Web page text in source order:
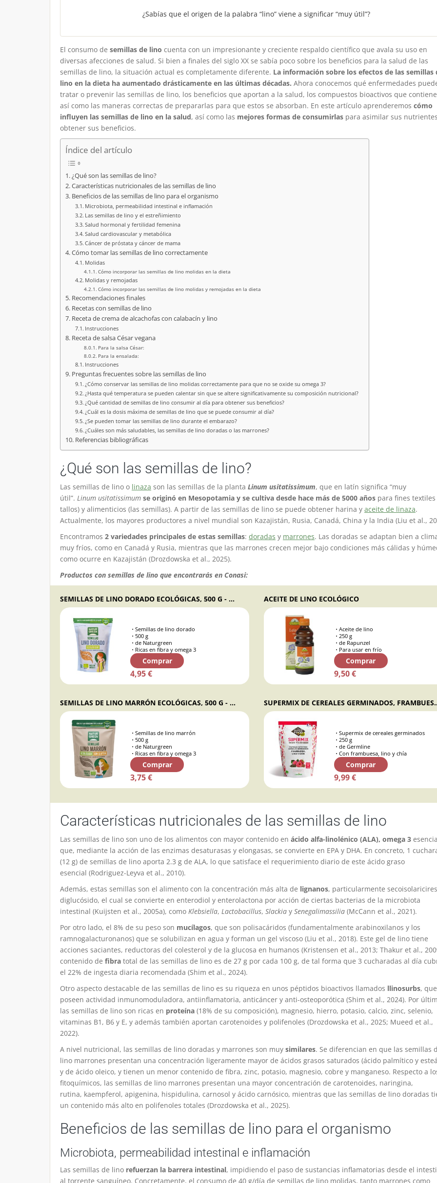
¿Sabías que el origen de la palabra “lino” viene a significar “muy útil”?
El consumo de semillas de lino cuenta con un impresionante y creciente respaldo científico que avala su uso en
diversas afecciones de salud. Si bien a finales del siglo XX se sabía poco sobre los beneficios para la salud de las
semillas de lino, la situación actual es completamente diferente. La información sobre los efectos de las semillas
lino en la dieta ha aumentado drásticamente en las últimas décadas. Ahora conocemos qué enfermedades
tratar o prevenir las semillas de lino, los beneficios que aportan a la salud, los compuestos bioactivos que
así como las maneras correctas de prepararlas para que estos se absorban. En este artículo aprenderemos cómo
influyen las semillas de lino en la salud, así como las mejores formas de consumirlas para asimilar sus
obtener sus beneficios.
Índice del artículo
¿Qué son las semillas de lino?
Características nutricionales de las semillas de lino
Beneficios de las semillas de lino para el organismo
Microbiota, permeabilidad intestinal e inflamación
Las semillas de lino y el estreñimiento
Salud hormonal y fertilidad femenina
Salud cardiovascular y metabólica
Cáncer de próstata y cáncer de mama
Cómo tomar las semillas de lino correctamente
Molidas
Cómo incorporar las semillas de lino molidas en la dieta
Molidas y remojadas
Cómo incorporar las semillas de lino molidas y remojadas en la dieta
Recomendaciones finales
Recetas con semillas de lino
Receta de crema de alcachofas con calabacín y lino
Instrucciones
Receta de salsa César vegana
Para la salsa César:
Para la ensalada:
Instrucciones
Preguntas frecuentes sobre las semillas de lino
¿Cómo conservar las semillas de lino molidas correctamente para que no se oxide su omega 3?
¿Hasta qué temperatura se pueden calentar sin que se altere significativamente su composición nutricional?
¿Qué cantidad de semillas de lino consumir al día para obtener sus beneficios?
¿Cuál es la dosis máxima de semillas de lino que se puede consumir al día?
¿Se pueden tomar las semillas de lino durante el embarazo?
¿Cuáles son más saludables, las semillas de lino doradas o las marrones?
Referencias bibliográficas
¿Qué son las semillas de lino?
Las semillas de lino o linaza son las semillas de la planta Linum usitatissimum, que en latín significa “muy
útil”. Linum usitatissimum se originó en Mesopotamia y se cultiva desde hace más de 5000 años para fines textiles
tallos) y alimenticios (las semillas). A partir de las semillas de lino se puede obtener harina y aceite de linaza.
Actualmente, los mayores productores a nivel mundial son Kazajistán, Rusia, Canadá, China y la India (Liu et al.,
Encontramos 2 variedades principales de estas semillas: doradas y marrones. Las doradas se adaptan bien a
muy fríos, como en Canadá y Rusia, mientras que las marrones crecen mejor bajo condiciones más cálidas y
como ocurre en Kazajistán (Drozdowska et al., 2025).
Productos con semillas de lino que encontrarás en Conasi:
SEMILLAS DE LINO DORADO ECOLÓGICAS, 500 G - NATURGREEN
Semillas de lino dorado
500 g
de Naturgreen
Ricas en fibra y omega 3
Comprar
4,95 €
ACEITE DE LINO ECOLÓGICO
Aceite de lino
250 g
de Rapunzel
Para usar en frío
Comprar
9,50 €
SEMILLAS DE LINO MARRÓN ECOLÓGICAS, 500 G - NATURGREEN
Semillas de lino marrón
500 g
de Naturgreen
Ricas en fibra y omega 3
Comprar
3,75 €
SUPERMIX DE
Supermix de cereales germinados
250 g
de Germline
Con frambuesa, lino y chía
Comprar
9,99 €
Características nutricionales de las semillas de lino
Las semillas de lino son uno de los alimentos con mayor contenido en ácido alfa-linolénico (ALA), omega 3
que, mediante la acción de las enzimas desaturasas y elongasas, se convierte en EPA y DHA. En concreto, 1
(12 g) de semillas de lino aporta 2.3 g de ALA, lo que satisface el requerimiento diario de este ácido graso
esencial (Rodriguez-Leyva et al., 2010).
Además, estas semillas son el alimento con la concentración más alta de lignanos, particularmente
diglucósido, el cual se convierte en enterodiol y enterolactona por acción de ciertas bacterias de la microbiota
intestinal (Kuijsten et al., 2005a), como Klebsiella, Lactobacillus, Slackia y Senegalimassilia (McCann et al., 2021).
Por otro lado, el 8% de su peso son mucílagos, que son polisacáridos (fundamentalmente arabinoxilanos y los
ramnogalacturonanos) que se solubilizan en agua y forman un gel viscoso (Liu et al., 2018). Este gel de lino tiene
acciones saciantes, reductoras del colesterol y de la glucosa en humanos (Kristensen et al., 2013; Thakur et al.,
contenido de fibra total de las semillas de lino es de 27 g por cada 100 g, de tal forma que 3 cucharadas al día
el 22% de ingesta diaria recomendada (Shim et al., 2024).
Otro aspecto destacable de las semillas de lino es su riqueza en unos péptidos bioactivos llamados llinosurbs, que
poseen actividad inmunomoduladora, antiinflamatoria, anticáncer y anti-osteoporótica (Shim et al., 2024). Por
las semillas de lino son ricas en proteína (18% de su composición), magnesio, hierro, potasio, calcio, zinc, selenio,
vitaminas B1, B6 y E, y además también aportan carotenoides y polifenoles (Drozdowska et al., 2025; Mueed et al.,
2022).
A nivel nutricional, las semillas de lino doradas y marrones son muy similares. Se diferencian en que las semillas
lino marrones presentan una concentración ligeramente mayor de ácidos grasos saturados (ácido palmítico y
y de ácido oleico, y tienen un menor contenido de fibra, zinc, potasio, magnesio, cobre y manganeso. Respecto a
fitoquímicos, las semillas de lino marrones presentan una mayor concentración de carotenoides, naringina,
rutina, kaempferol, apigenina, hispidulina, carnosol y ácido carnósico, mientras que las semillas de lino doradas
un contenido más alto en polifenoles totales (Drozdowska et al., 2025).
Beneficios de las semillas de lino para el organismo
Microbiota, permeabilidad intestinal e inflamación
Las semillas de lino refuerzan la barrera intestinal, impidiendo el paso de sustancias inflamatorias desde el
al torrente sanguíneo. Concretamente, el consumo de 40 g/día de semillas de lino molidas, tanto marrones como